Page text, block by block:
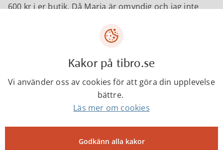
600 kr i er butik. Då Maria är omyndig och jag inte
bifogar en kopia av kvittot.
Adress
Kakor på tibro.se
Vi använder oss av cookies för att göra din upplevelse
bättre.
Läs mer om cookies
Godkänn alla kakor